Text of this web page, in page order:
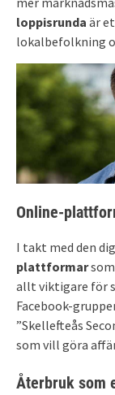
loppisrunda är
lokalbefolkning
Online-
I takt med den
plattformar
allt viktigare för
Facebook-
”Skellefteås
som vill göra
Återbruk som